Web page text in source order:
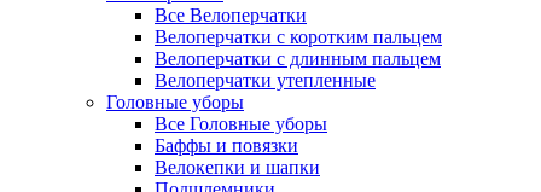
Все Велоперчатки
Велоперчатки с коротким пальцем
Велоперчатки с длинным пальцем
Велоперчатки утепленные
Головные уборы
Все Головные уборы
Баффы и повязки
Велокепки и шапки